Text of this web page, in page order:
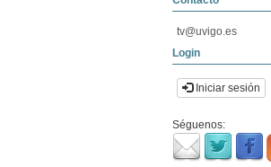
tv@uvigo.es
Login
Iniciar sesión
Séguenos: